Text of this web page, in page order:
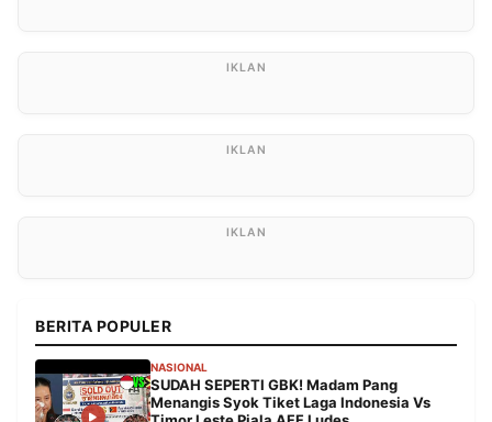
BERITA POPULER
NASIONAL
SUDAH SEPERTI GBK! Madam Pang
Menangis Syok Tiket Laga Indonesia Vs